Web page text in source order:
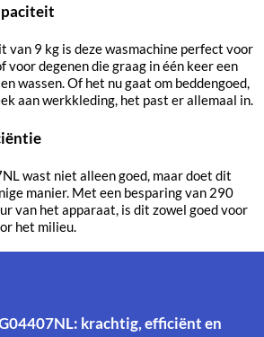
van 9 kg is deze wasmachine perfect voor
voor degenen die graag in één keer een
wassen. Of het nu gaat om beddengoed,
aan werkkleding, het past er allemaal in.
wast niet alleen goed, maar doet dit
manier. Met een besparing van 290
van het apparaat, is dit zowel goed voor
het milieu.